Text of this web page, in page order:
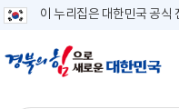
이 누리집은 대한민국 공식